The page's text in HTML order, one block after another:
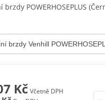
brzdy POWERHOSEPLUS
Kč Včetně DPH